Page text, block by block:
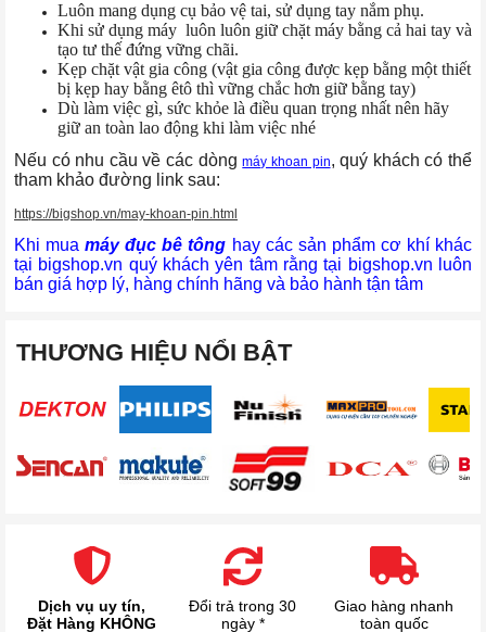
Luôn mang dụng cụ bảo vệ tai, sử dụng tay nắm phụ.
Khi sử dụng máy luôn luôn giữ chặt máy bằng cả hai tay và
tạo tư thế đứng vững chãi.
Kẹp chặt vật gia công (vật gia công được kẹp bằng một thiết
bị kẹp hay bằng êtô thì vững chắc hơn giữ bằng tay)
Dù làm việc gì, sức khỏe là điều quan trọng nhất nên hãy
giữ an toàn lao động khi làm việc nhé
Nếu có nhu cầu về các dòngmáy khoan pin, quý khách có thể
tham khảo đường link sau:
https://bigshop.vn/may-khoan-pin.html
Khi muamáy đục bê tông hay các sản phẩm cơ khí khác
tại bigshop.vn quý khách yên tâm rằng tại bigshop.vn luôn
bán giá hợp lý, hàng chính hãng và bảo hành tận tâm
THƯƠNG HIỆU NỔI BẬT
Dịch vụ uy tín,
Đặt Hàng KHÔNG
Đổi trả trong 30
ngày *
Giao hàng nhanh
toàn quốc